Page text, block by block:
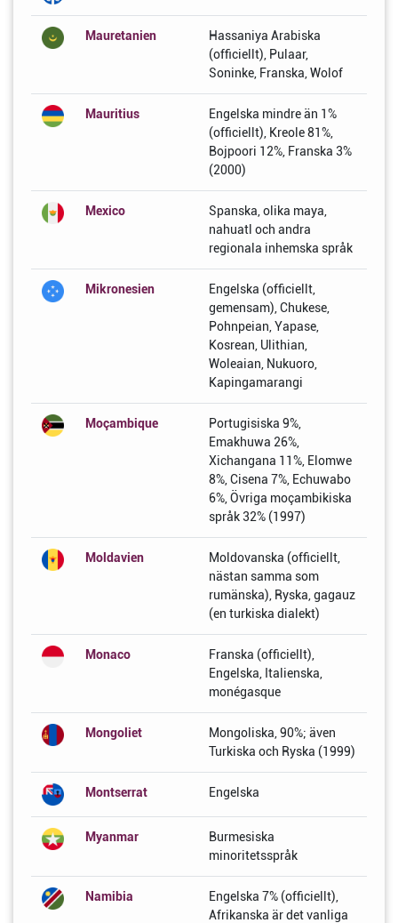
Mauretanien
Hassaniya Arabiska
(officiellt), Pulaar,
Soninke, Franska, Wolof
Mauritius
Engelska mindre än 1%
(officiellt), Kreole 81%,
Bojpoori 12%, Franska 3%
(2000)
Mexico
Spanska, olika maya,
nahuatl och andra
regionala inhemska språk
Mikronesien
Engelska (officiellt,
gemensam), Chukese,
Pohnpeian, Yapase,
Kosrean, Ulithian,
Woleaian, Nukuoro,
Kapingamarangi
Moçambique
Portugisiska 9%,
Emakhuwa 26%,
Xichangana 11%, Elomwe
8%, Cisena 7%, Echuwabo
6%, Övriga moçambikiska
språk 32% (1997)
Moldavien
Moldovanska (officiellt,
nästan samma som
rumänska), Ryska, gagauz
(en turkiska dialekt)
Monaco
Franska (officiellt),
Engelska, Italienska,
monégasque
Mongoliet
Mongoliska, 90%; även
Turkiska och Ryska (1999)
Montserrat Engelska
Myanmar
Burmesiska
minoritetsspråk
Namibia
Engelska 7% (officiellt),
Afrikanska är det vanliga